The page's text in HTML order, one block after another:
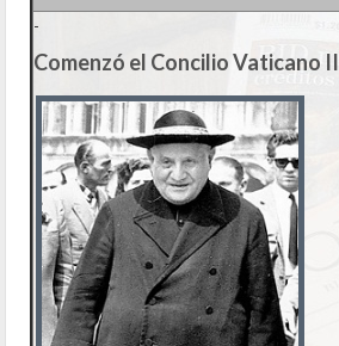
-
Comenzó el Concilio Vaticano II